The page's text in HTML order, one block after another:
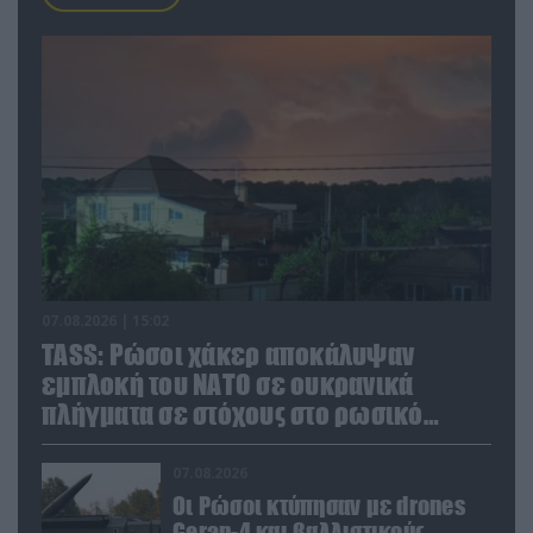
TASS: Ρώσοι χάκερ αποκάλυψαν
εμπλοκή του ΝΑΤΟ σε ουκρανικά
πλήγματα σε στόχους στο ρωσικό
έδαφος!
Οι Ρώσοι κτύπησαν με drones